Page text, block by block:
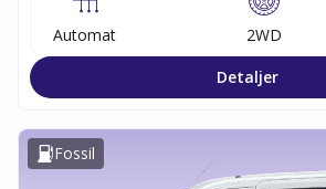
Automat 2WD
Detaljer
Fossil